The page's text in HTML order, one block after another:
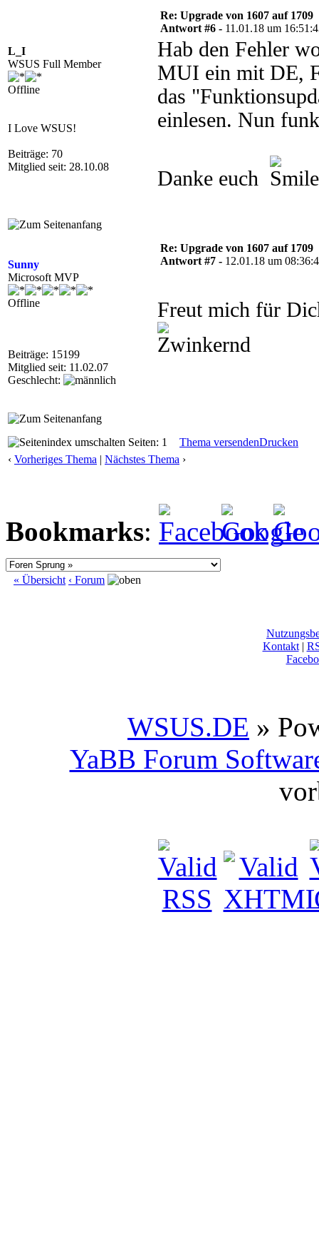
L_I
WSUS Full Member
Offline
I Love WSUS!
Beiträge: 70
Mitglied seit: 28.10.08
Re: Upgrade von 1607 auf 1709
Antwort #6 - 11.01.18 um
Hab den Fehler
MUI ein mit DE,
das
einlesen. Nun
Danke euch
Sunny
Microsoft MVP
Offline
Beiträge: 15199
Mitglied seit: 11.02.07
Geschlecht:
Re: Upgrade von 1607 auf 1709
Antwort #7 - 12.01.18 um
Freut mich für
Seiten: 1 Thema versendenDrucken
‹ Vorheriges Thema | Nächstes Thema ›
Bookmarks:
« Übersicht ‹ Forum
Kontakt|
WSUS.DE »
YaBB Forum